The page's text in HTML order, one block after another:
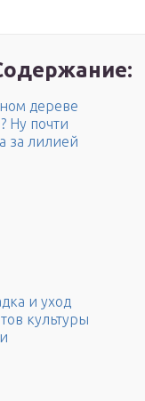
дереве
Ну почти
за лилией
и уход
культуры